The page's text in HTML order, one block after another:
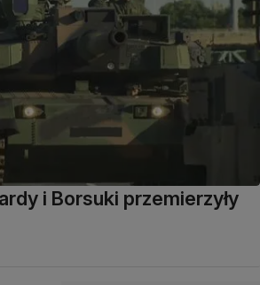
i Borsuki przemierzyły